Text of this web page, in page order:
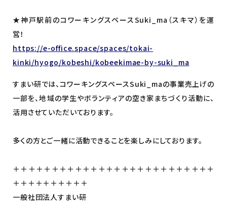
★神戸駅前のコワーキングスペースSuki_ma（スキマ）を運
営！
https://e-office.space/spaces/tokai-
kinki/hyogo/kobeshi/kobeekimae-by-suki_ma
すまい研では、コワーキングスペースSuki_maの事業売上げの
一部を、地域の学生やボランティアの空き家まちづくり活動に、
活用させていただいております。
多くの方とご一緒に活動できることを楽しみにしております。
＋＋＋＋＋＋＋＋＋＋＋＋＋＋＋＋＋＋＋＋＋＋＋＋＋＋
＋＋＋＋＋＋＋＋＋＋
一般社団法人すまい研